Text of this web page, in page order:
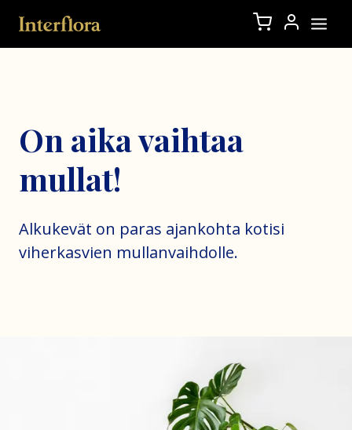
On aika vaihtaa
mullat!
Alkukevät on paras ajankohta kotisi
viherkasvien mullanvaihdolle.